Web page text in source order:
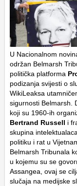
U Nacionalnom
održan Belmarsh
politička platforma
podizanja svijesti o
WikiLeaksa
sigurnosti Belmarsh.
koji su 1960-ih
Bertrand Russell i
skupina
politiku i rat u
Belmarsh Tribunala
u kojemu su se
Assangea, ovaj se
slučaja na medijske